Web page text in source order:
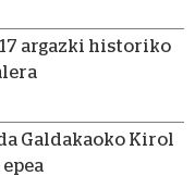
argazki historiko
Galdakaoko Kirol